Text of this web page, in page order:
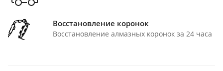
Восстановление коронок
Восстановление алмазных коронок за 24 часа